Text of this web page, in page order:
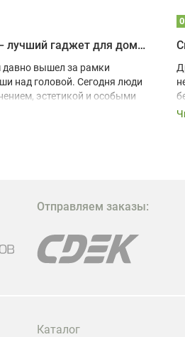
Почему проектор – лучший гаджет для домика в глэмпинге
вышел за рамки
над головой. Сегодня люди
эстетикой и особыми
A-frame домов,
способов стать
Отправляем заказы:
Каталог